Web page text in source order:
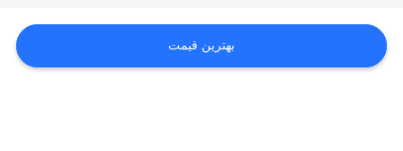
SHOPPING
ONLINE
بهترین قیمت